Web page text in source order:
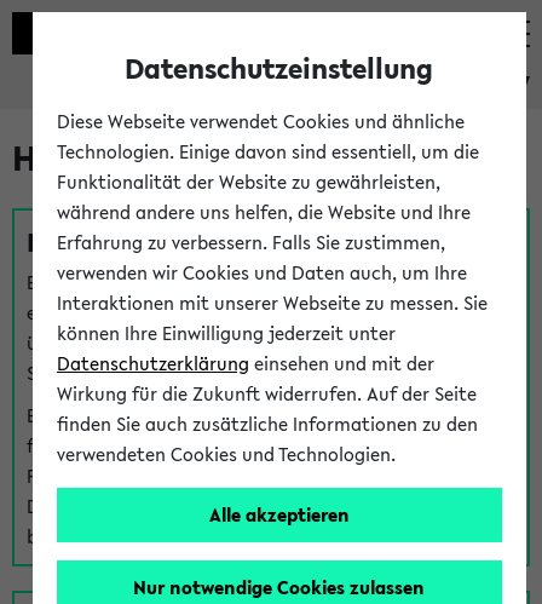
eKVV
Hilfe & Kontakt
Fragen zu einzelnen Veranstaltungen
Bei inhaltlichen und organisatorischen Fragen zu
einzelnen Veranstaltungen finden Sie Ansprechpersonen
über denFragen-Link bei jeder Veranstaltung. Der BIS
Support kann hier meist keine direkte Hilfe leisten.
Bei Veranstaltungen mit eKVV Teilnahmemanagement
finden Sie eine Auskunft über die Personen, die Ihre
Platzzuteilung im eKVV eingetragen haben, auf der
Detailseite zum Teilnahmemanagement der
betreffenden Veranstaltung.
Datenschutzeinstellung
Diese Webseite verwendet Cookies und ähnliche
Technologien. Einige davon sind essentiell, um die
Funktionalität der Website zu gewährleisten,
während andere uns helfen, die Website und Ihre
Erfahrung zu verbessern. Falls Sie zustimmen,
verwenden wir Cookies und Daten auch, um Ihre
Interaktionen mit unserer Webseite zu messen. Sie
können Ihre Einwilligung jederzeit unter
Datenschutzerklärung einsehen und mit der
Wirkung für die Zukunft widerrufen. Auf der Seite
finden Sie auch zusätzliche Informationen zu den
verwendeten Cookies und Technologien.
Alle akzeptieren
Nur notwendige Cookies zulassen